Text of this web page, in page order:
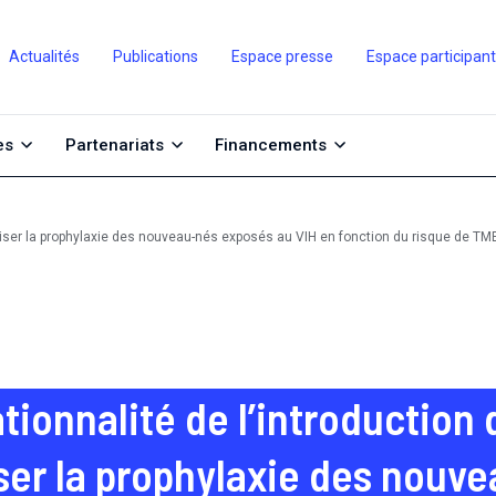
Actualités Publications Espace presse Espace
Partenariats Financements
la prophylaxie des nouveau-nés exposés au VIH en fonction du risque de
de l’introduction
la prophylaxie des